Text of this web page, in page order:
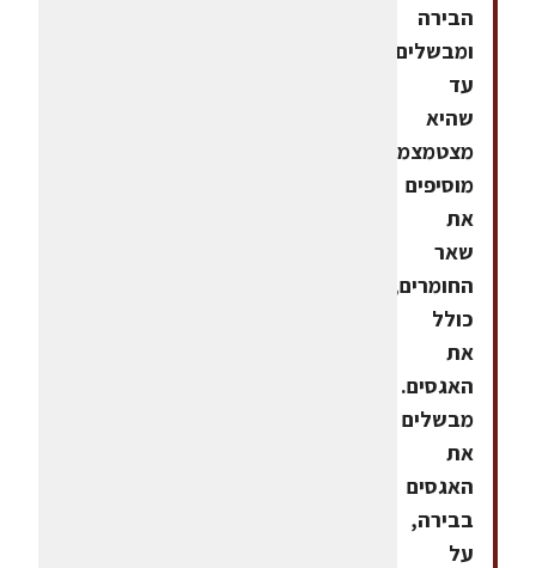
הבירה
ומבשלים
עד
שהיא
מצטמצמת.
מוסיפים
את
שאר
החומרים,
כולל
את
האגסים.
מבשלים
את
האגסים
בבירה,
על